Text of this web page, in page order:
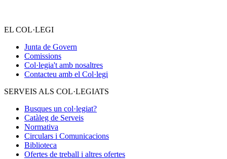
EL COL·LEGI
Junta de Govern
Comissions
Col·legia't amb nosaltres
Contacteu amb el Col·legi
SERVEIS ALS COL·LEGIATS
Busques un col·legiat?
Catàleg de Serveis
Normativa
Circulars i Comunicacions
Biblioteca
Ofertes de treball i altres ofertes